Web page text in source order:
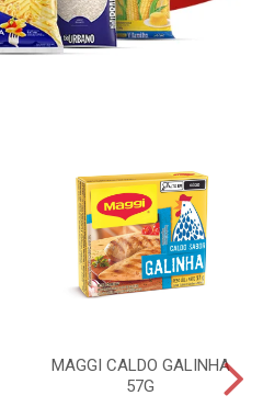
MAGGI CALDO GALINHA
57G